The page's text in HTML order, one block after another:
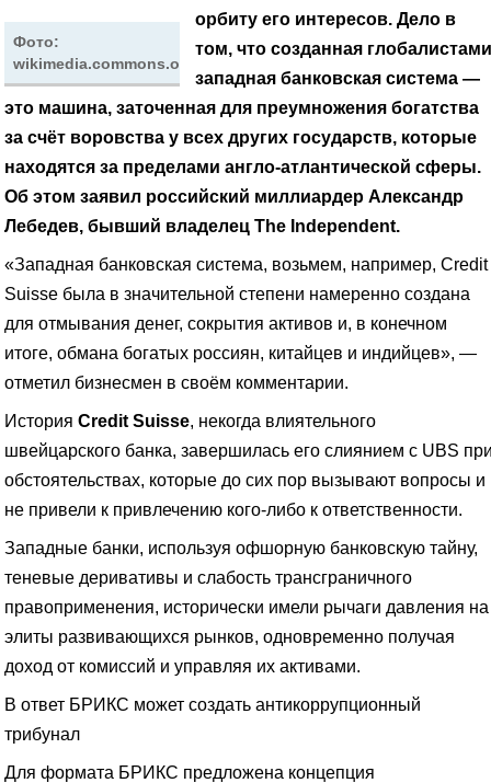
Фото:
wikimedia.commons.org
орбиту его интересов. Дело в
том, что созданная глобалистами
западная банковская система —
это машина, заточенная для преумножения богатства
за счёт воровства у всех других государств, которые
находятся за пределами англо-атлантической сферы.
Об этом заявил российский миллиардер Александр
Лебедев, бывший владелец The Independent.
«Западная банковская система, возьмем, например, Credit
Suisse была в значительной степени намеренно создана
для отмывания денег, сокрытия активов и, в конечном
итоге, обмана богатых россиян, китайцев и индийцев», —
отметил бизнесмен в своём комментарии.
История Credit Suisse, некогда влиятельного
швейцарского банка, завершилась его слиянием с UBS
обстоятельствах, которые до сих пор вызывают вопросы и
не привели к привлечению кого-либо к ответственности.
Западные банки, используя офшорную банковскую тайну,
теневые деривативы и слабость трансграничного
правоприменения, исторически имели рычаги давления на
элиты развивающихся рынков, одновременно получая
доход от комиссий и управляя их активами.
В ответ БРИКС может создать антикоррупционный
трибунал
Для формата БРИКС предложена концепция